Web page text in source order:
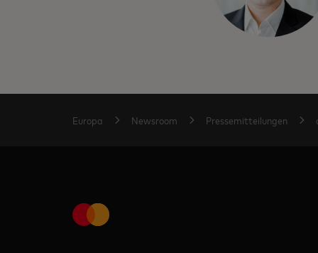
Europa Newsroom Pressemitteilungen